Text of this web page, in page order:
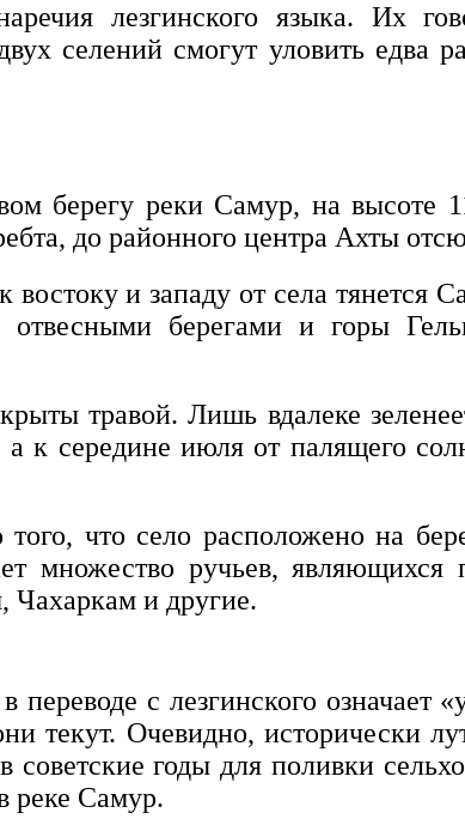
лезгинского языка. Их
селений смогут уловить едва
берегу реки Самур, на высоте
до районного центра Ахты
и западу от села тянется
берегами и горы
травой. Лишь вдалеке
середине июля от палящего
что село расположено на
множество ручьев, являющихся
Чахаркам и другие.
с лезгинского означает
текут. Очевидно, исторически
годы для поливки
реке Самур.